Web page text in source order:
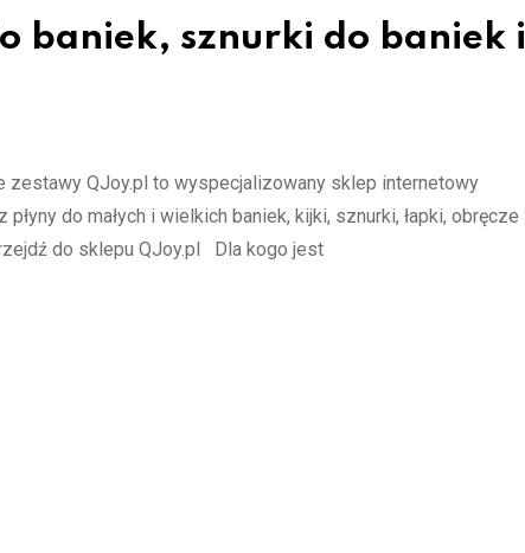
baniek, sznurki do baniek i
zestawy QJoy.pl to wyspecjalizowany sklep internetowy
do małych i wielkich baniek, kijki, sznurki, łapki, obręcze
do sklepu QJoy.pl Dla kogo jest